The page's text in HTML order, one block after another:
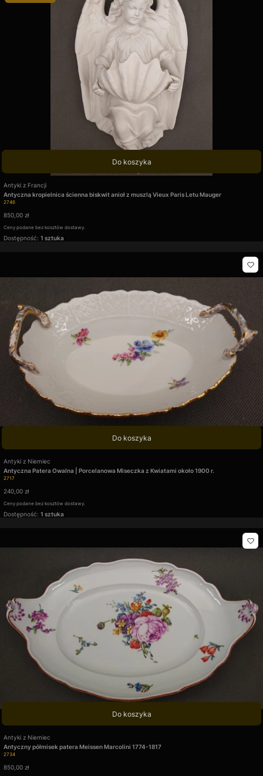
© 2026 Top Art Galeria Sztuki. Wszystkie prawa zastrzeżone.
Do koszyka
Kod produktu
2746
Antyczna kropielnica ścienna biskwit anioł z muszlą Vieux Paris Letu Mauger
Producent
Antyki z Francji
Cena
850,00 zł
Ceny podane bez kosztów dostawy.
Dostępność: 1 sztuka
Do koszyka
Kod produktu
2717
Antyczna Patera Owalna | Porcelanowa Miseczka z Kwiatami około 1900 r.
Producent
Antyki z Niemiec
Cena
240,00 zł
Ceny podane bez kosztów dostawy.
Dostępność: 1 sztuka
Do koszyka
Kod produktu
2734
Antyczny półmisek patera Meissen Marcolini 1774-1817
Producent
Antyki z Niemiec
Cena
850,00 zł